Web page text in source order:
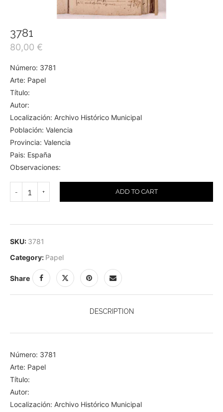
3781
80,00 €
Número: 3781
Arte: Papel
Título:
Autor:
Localización: Archivo Histórico Municipal
Población: Valencia
Provincia: Valencia
Pais: España
Observaciones:
ADD TO CART
SKU: 3781
Category: Papel
Share
DESCRIPTION
Número: 3781
Arte: Papel
Título:
Autor:
Localización: Archivo Histórico Municipal